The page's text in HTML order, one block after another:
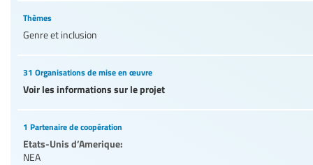
Thèmes
Genre et inclusion
31 Organisations de mise en œuvre
Voir les informations sur le projet
1 Partenaire de coopération
Etats-Unis d’Amerique:
NEA